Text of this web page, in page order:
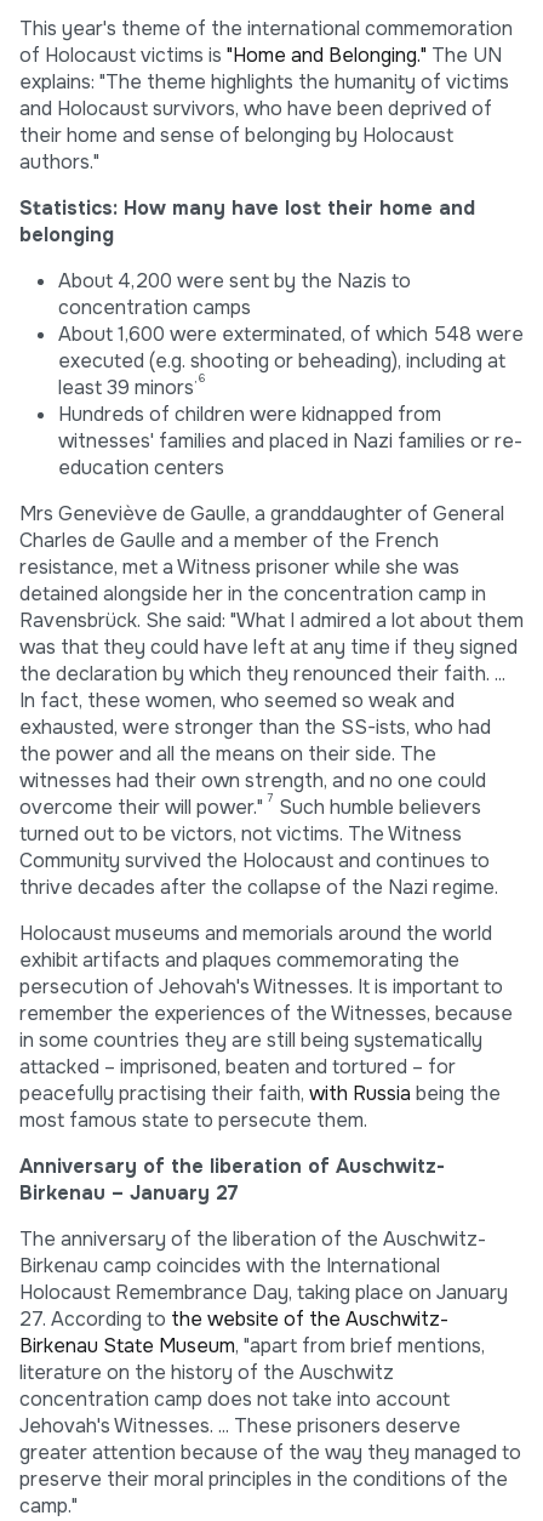
This year's theme of the international commemoration
of Holocaust victims is "Home and Belonging." The UN
explains: "The theme highlights the humanity of victims
and Holocaust survivors, who have been deprived of
their home and sense of belonging by Holocaust
authors."
Statistics: How many have lost their home and
belonging
About 4,200 were sent by the Nazis to
concentration camps
About 1,600 were exterminated, of which 548 were
executed (e.g. shooting or beheading), including at
least 39 minors, 6
Hundreds of children were kidnapped from
witnesses' families and placed in Nazi families or re-
education centers
Mrs Geneviève de Gaulle, a granddaughter of General
Charles de Gaulle and a member of the French
resistance, met a Witness prisoner while she was
detained alongside her in the concentration camp in
Ravensbrück. She said: "What I admired a lot about them
was that they could have left at any time if they signed
the declaration by which they renounced their faith. ...
In fact, these women, who seemed so weak and
exhausted, were stronger than the SS-ists, who had
the power and all the means on their side. The
witnesses had their own strength, and no one could
overcome their will power." 7 Such humble believers
turned out to be victors, not victims. The Witness
Community survived the Holocaust and continues to
thrive decades after the collapse of the Nazi regime.
Holocaust museums and memorials around the world
exhibit artifacts and plaques commemorating the
persecution of Jehovah's Witnesses. It is important to
remember the experiences of the Witnesses, because
in some countries they are still being systematically
attacked – imprisoned, beaten and tortured – for
peacefully practising their faith, with Russia being the
most famous state to persecute them.
Anniversary of the liberation of Auschwitz-
Birkenau – January 27
The anniversary of the liberation of the Auschwitz-
Birkenau camp coincides with the International
Holocaust Remembrance Day, taking place on January
27. According to the website of the Auschwitz-
Birkenau State Museum, "apart from brief mentions,
literature on the history of the Auschwitz
concentration camp does not take into account
Jehovah's Witnesses. ... These prisoners deserve
greater attention because of the way they managed to
preserve their moral principles in the conditions of the
camp."